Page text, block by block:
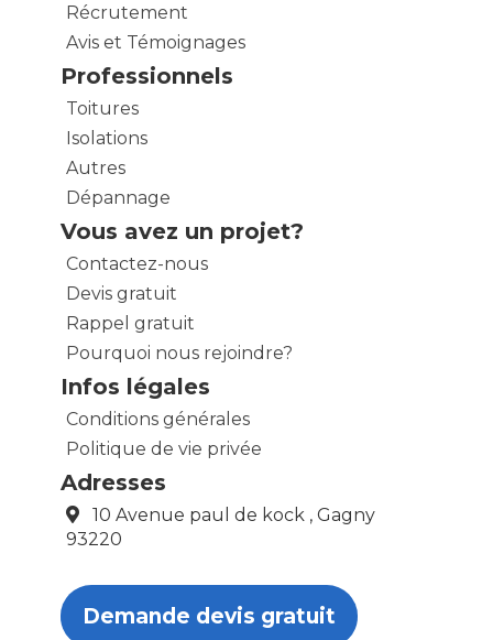
Récrutement
Avis et Témoignages
Professionnels
Toitures
Isolations
Autres
Dépannage
Vous avez un projet?
Contactez-nous
Devis gratuit
Rappel gratuit
Pourquoi nous rejoindre?
Infos légales
Conditions générales
Politique de vie privée
Adresses
10 Avenue paul de kock , Gagny
93220
Demande devis gratuit